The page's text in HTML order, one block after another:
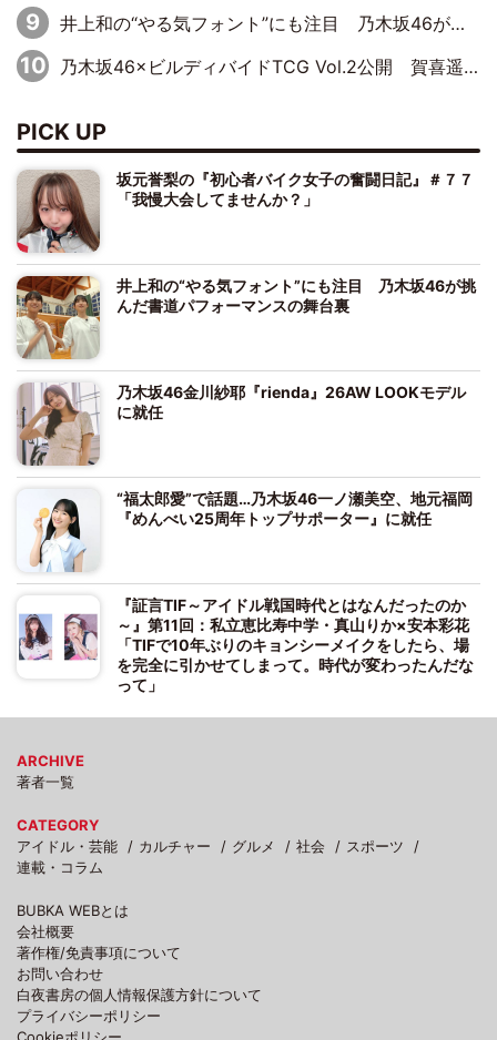
井上和の“やる気フォント”にも注目 乃木坂46が挑んだ書道パフォーマンスの舞台裏
乃木坂46×ビルディバイドTCG Vol.2公開 賀喜遥香＆田村真佑が『京まふ』ステージに登壇
PICK UP
坂元誉梨の『初心者バイク女子の奮闘日記』＃７７
「我慢大会してませんか？」
井上和の“やる気フォント”にも注目 乃木坂46が挑
んだ書道パフォーマンスの舞台裏
乃木坂46金川紗耶『rienda』26AW LOOKモデル
に就任
“福太郎愛”で話題…乃木坂46一ノ瀬美空、地元福岡
『めんべい25周年トップサポーター』に就任
『証言TIF～アイドル戦国時代とはなんだったのか
～』第11回：私立恵比寿中学・真山りか×安本彩花
「TIFで10年ぶりのキョンシーメイクをしたら、場
を完全に引かせてしまって。時代が変わったんだな
って」
ARCHIVE
著者一覧
CATEGORY
アイドル・芸能
カルチャー グルメ 社会
スポーツ
連載・コラム
BUBKA WEBとは
会社概要
著作権/免責事項について
お問い合わせ
白夜書房の個人情報保護方針について
プライバシーポリシー